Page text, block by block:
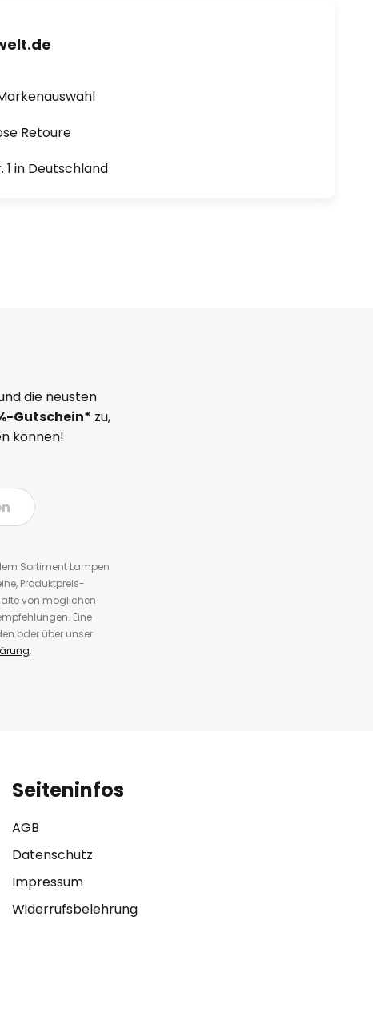
Retoure
1 in Deutschland
die neusten
-Gutschein* zu,
können!
Sortiment Lampen
Produktpreis-
von möglichen
Eine
oder über unser
.
Seiteninfos
AGB
Datenschutz
Impressum
Widerrufsbelehrung